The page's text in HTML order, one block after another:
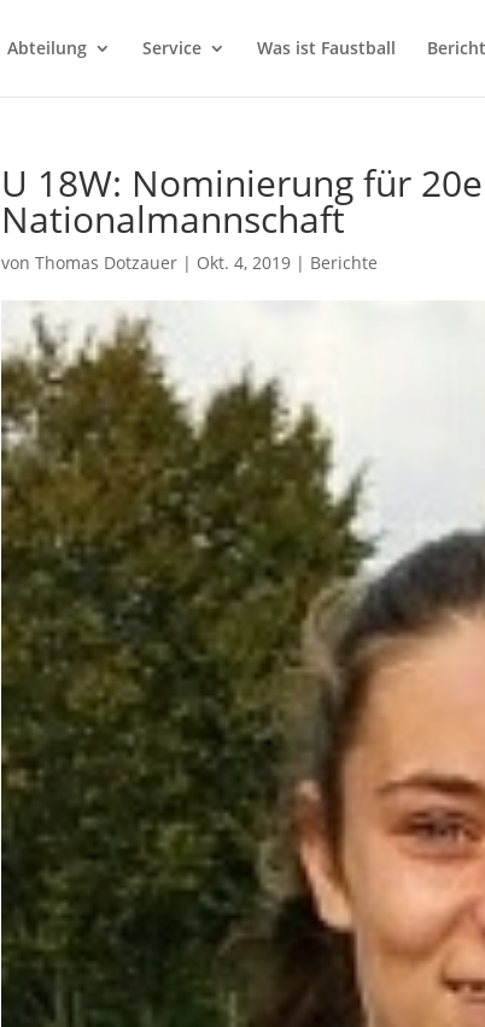
Abteilung Service Was ist Faustball
U 18W: Nominierung für
Nationalmannschaft
von Thomas Dotzauer| Okt. 4, 2019| Berichte